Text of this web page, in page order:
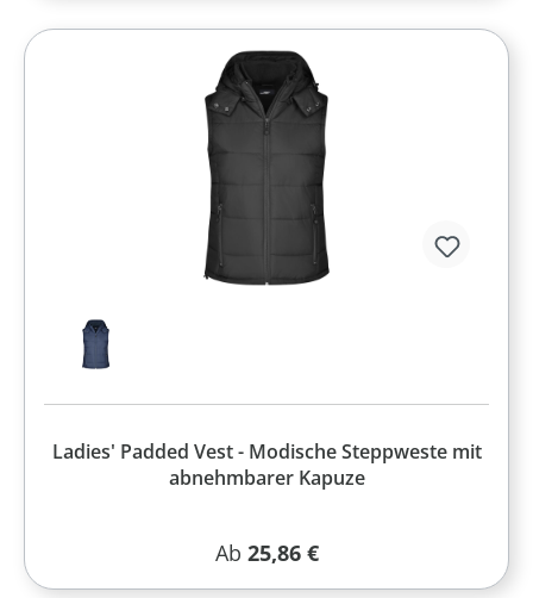
Ladies' Padded Vest - Modische Steppweste mit
abnehmbarer Kapuze
Regulärer Preis:
Ab 25,86 €